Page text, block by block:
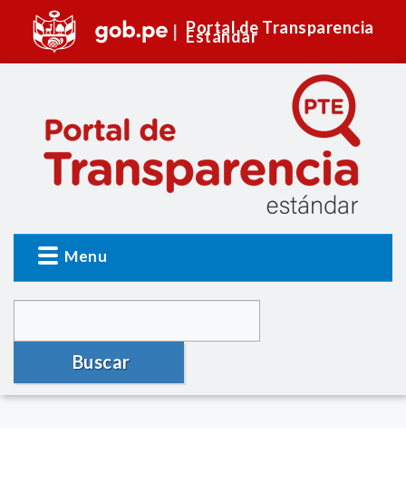
Portal de Transparencia
Estándar
Menu
Buscar